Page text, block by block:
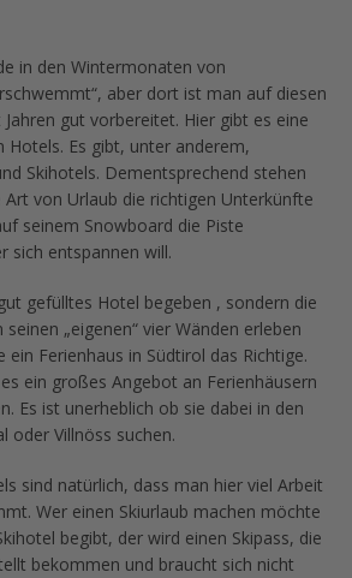
in den Wintermonaten von
aber dort ist man auf diesen
Jahren gut vorbereitet. Hier gibt es eine
Hotels. Es gibt, unter anderem,
Skihotels. Dementsprechend stehen
von Urlaub die richtigen Unterkünfte
seinem Snowboard die Piste
sich entspannen will.
gefülltes Hotel begeben , sondern die
„eigenen“ vier Wänden erleben
Ferienhaus in Südtirol das Richtige.
ein großes Angebot an Ferienhäusern
Es ist unerheblich ob sie dabei in den
oder Villnöss suchen.
sind natürlich, dass man hier viel Arbeit
Wer einen Skiurlaub machen möchte
begibt, der wird einen Skipass, die
bekommen und braucht sich nicht